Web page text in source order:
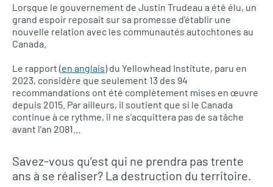
Lorsque le gouvernement de Justin Trudeau a été élu, un
grand espoir reposait sur sa promesse d’établir une
nouvelle relation avec les communautés autochtones au
Canada.
Le rapport (en anglais) du Yellowhead Institute, paru en
2023, considère que seulement 13 des 94
recommandations ont été complètement mises en œuvre
depuis 2015. Par ailleurs, il soutient que si le Canada
continue à ce rythme, il ne s’acquittera pas de sa tâche
avant l’an 2081…
Savez-vous qu’est qui ne prendra pas trente
ans à se réaliser? La destruction du territoire.